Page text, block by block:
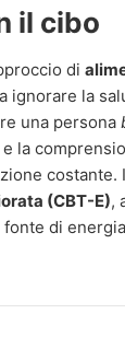
il cibo
di
ignorare la
una persona
e la
costante.
(CBT-E),
di